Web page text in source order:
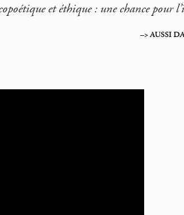
et éthique : une chance pour
–> AUSSI